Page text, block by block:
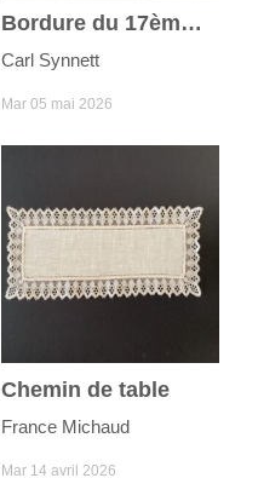
Bordure du 17ème siècle
Carl Synnett
Mar 05 mai 2026
Chemin de table
France Michaud
Mar 14 avril 2026